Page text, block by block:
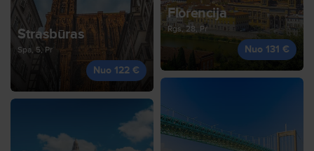
Strasbūras
Spa, 5, Pr
Nuo 122 €
Florencija
Rgs, 28, Pr
Nuo 131 €